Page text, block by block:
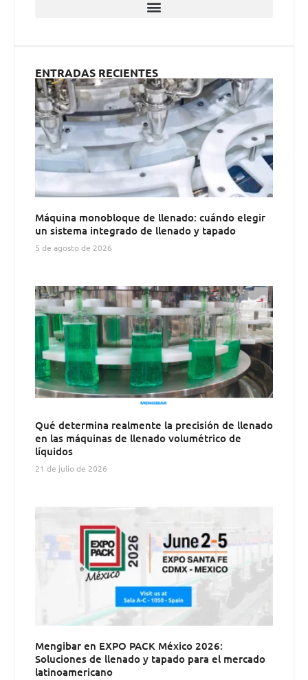
ENTRADAS RECIENTES
Máquina monobloque de llenado: cuándo elegir
un sistema integrado de llenado y tapado
5 de agosto de 2026
Qué determina realmente la precisión de llenado
en las máquinas de llenado volumétrico de
líquidos
21 de julio de 2026
Mengibar en EXPO PACK México 2026:
Soluciones de llenado y tapado para el mercado
latinoamericano